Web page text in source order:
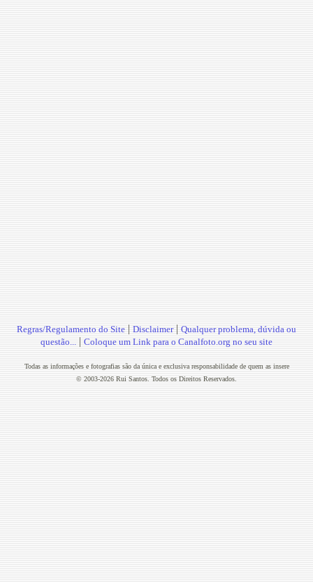
Regras/Regulamento do Site | Disclaimer| Qualquer problema, dúvida ou
questão... | Coloque um Link para o Canalfoto.org no seu site
Todas as informações e fotografias são da única e exclusiva responsabilidade de quem as insere
© 2003-2026 Rui Santos. Todos os Direitos Reservados.